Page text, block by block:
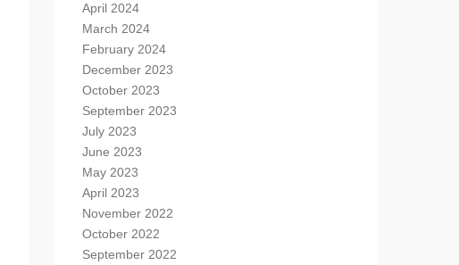
April 2024
March 2024
February 2024
December 2023
October 2023
September 2023
July 2023
June 2023
May 2023
April 2023
November 2022
October 2022
September 2022